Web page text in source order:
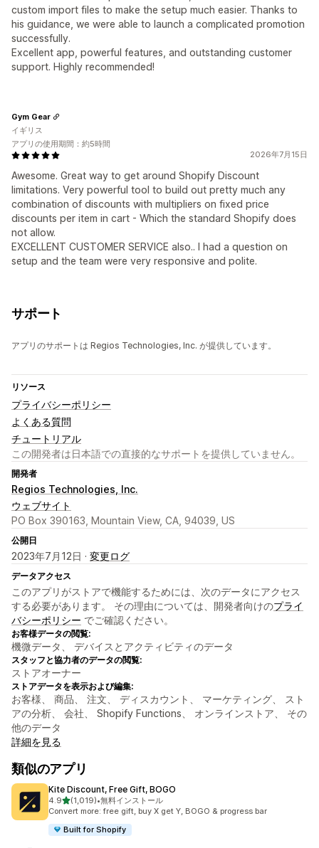
custom import files to make the setup much easier. Thanks to
his guidance, we were able to launch a complicated promotion
successfully.
Excellent app, powerful features, and outstanding customer
support. Highly recommended!
2026年7月15日
Awesome. Great way to get around Shopify Discount
limitations. Very powerful tool to build out pretty much any
combination of discounts with multipliers on fixed price
discounts per item in cart - Which the standard Shopify does
not allow.
EXCELLENT CUSTOMER SERVICE also.. I had a question on
setup and the team were very responsive and polite.
Gym Gear
イギリス
アプリの使用期間：約5時間
サポート
アプリのサポートは Regios Technologies, Inc. が提供しています。
リソース
プライバシーポリシー
よくある質問
チュートリアル
この開発者は日本語での直接的なサポートを提供していません。
開発者
Regios Technologies, Inc.
ウェブサイト
PO Box 390163, Mountain View, CA, 94039, US
公開日
2023年7月12日 · 変更ログ
データアクセス
このアプリがストアで機能するためには、次のデータにアクセス
する必要があります。 その理由については、開発者向けのプライ
バシーポリシー でご確認ください。
お客様データの閲覧:
機微データ、 デバイスとアクティビティのデータ
スタッフと協力者のデータの閲覧:
ストアオーナー
ストアデータを表示および編集:
お客様、 商品、 注文、 ディスカウント、 マーケティング、 スト
アの分析、 会社、 Shopify Functions、 オンラインストア、 その
他のデータ
詳細を見る
類似のアプリ
Kite Discount, Free Gift, BOGO
4.95つ星中
(1,019)
合計レビュー数：1019件
•無料インストール
Convert more: free gift, buy X get Y, BOGO & progress bar
Built for Shopify